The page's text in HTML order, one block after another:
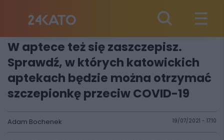
W aptece też się zaszczepisz.
Sprawdź, w których katowickich
aptekach będzie można otrzymać
szczepionkę przeciw COVID-19
Adam Bochenek 19/07/2021 - 17:10